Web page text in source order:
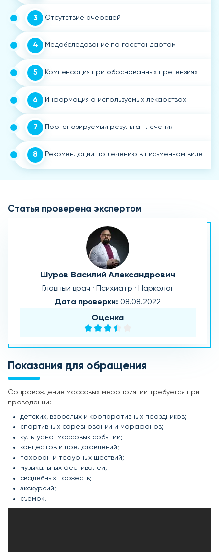
3 Отсутствие очередей
4 Медобследование по госстандартам
5 Компенсация при обоснованных претензиях
6 Информация о используемых лекарствах
7 Прогонозируемый результат лечения
8 Рекомендации по лечению в письменном виде
Статья проверена экспертом
Шуров Василий Александрович
Главный врач · Психиатр · Нарколог
Дата проверки: 08.08.2022
Оценка
Показания для обращения
Сопровождение массовых мероприятий требуется при
проведении:
детских, взрослых и корпоративных праздников;
спортивных соревнований и марафонов;
культурно-массовых событий;
концертов и представлений;
похорон и траурных шествий;
музыкальных фестивалей;
свадебных торжеств;
экскурсий;
съемок.